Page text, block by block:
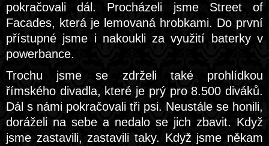
pokračovali dál. Procházeli jsme Street of
Facades, která je lemovaná hrobkami. Do první
přístupné jsme i nakoukli za využití baterky v
powerbance.
Trochu jsme se zdrželi také prohlídkou
římského divadla, které je prý pro 8.500 diváků.
Dál s námi pokračovali tři psi. Neustále se honili,
doráželi na sebe a nedalo se jich zbavit. Když
jsme zastavili, zastavili taky. Když jsme někam